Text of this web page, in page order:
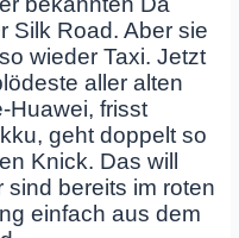
Silk Road. Aber sie
wieder Taxi. Jetzt
aller alten
Huawei, frisst
geht doppelt so
Knick. Das will
bereits im roten
einfach aus dem